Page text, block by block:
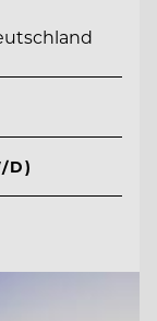
D)